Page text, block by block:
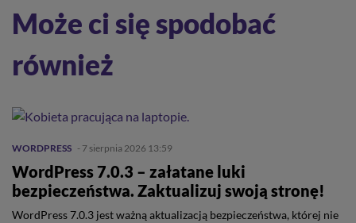
Może ci się spodobać
również
WORDPRESS - 7 sierpnia 2026 13:59
WordPress 7.0.3 – załatane luki
bezpieczeństwa. Zaktualizuj swoją stronę!
WordPress 7.0.3 jest ważną aktualizacją bezpieczeństwa, której nie